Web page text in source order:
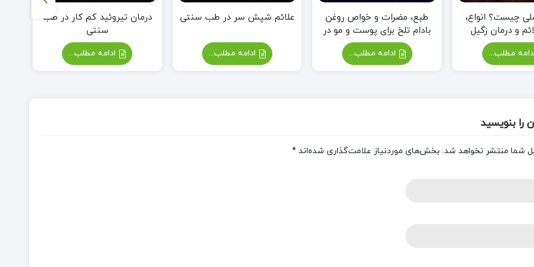
چیست؟ انواع،
و درمان زگیل
در طب سنتی
مطلب...
طبع، مضرات و خواص روغن
بادام تلخ برای پوست و مو در
طب سنتی
ادامه مطلب...
علائم شپش سر در طب سنتی
ادامه مطلب...
درمان تیروئید کم کار در طب
سنتی
ادامه مطلب...
را بنویسید
شما منتشر نخواهد شد. بخش‌های موردنیاز علامت‌گذاری شده‌اند*